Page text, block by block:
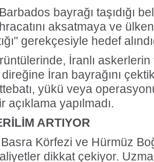
bayrağı taşıdığı
aksatmaya ve
gerekçesiyle hedef
İranlı askerlerin
İran bayrağını
yükü veya
açıklama yapılmadı.
ARTIYOR
Körfezi ve Hürmüz
dikkat çekiyor.